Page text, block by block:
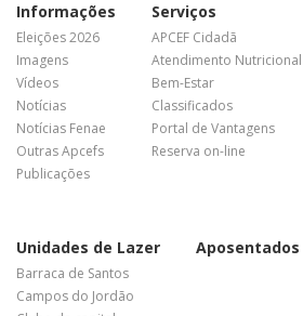
Informações
Eleições 2026
Imagens
Vídeos
Notícias
Notícias Fenae
Outras Apcefs
Publicações
Serviços
APCEF Cidadã
Atendimento Nutricional
Bem-Estar
Classificados
Portal de Vantagens
Reserva on-line
Unidades de Lazer
Barraca de Santos
Campos do Jordão
Aposentados